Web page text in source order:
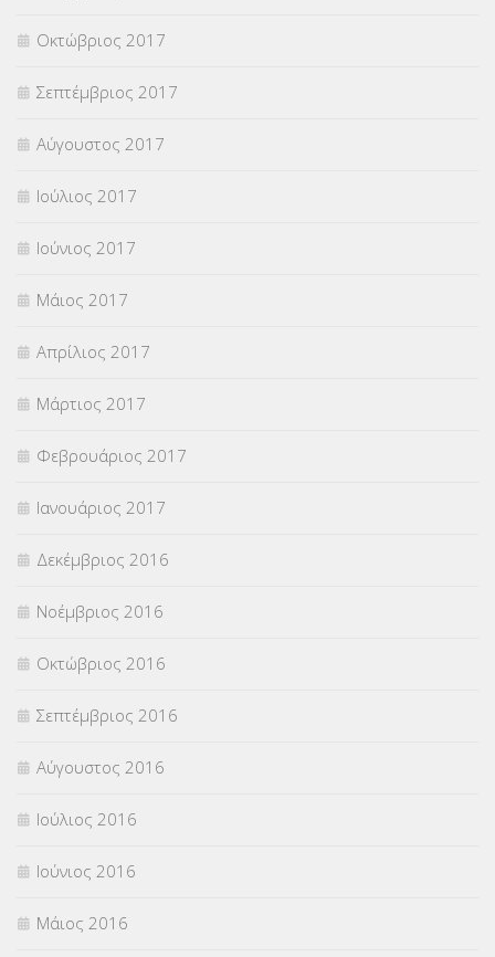
Οκτώβριος 2017
Σεπτέμβριος 2017
Αύγουστος 2017
Ιούλιος 2017
Ιούνιος 2017
Μάιος 2017
Απρίλιος 2017
Μάρτιος 2017
Φεβρουάριος 2017
Ιανουάριος 2017
Δεκέμβριος 2016
Νοέμβριος 2016
Οκτώβριος 2016
Σεπτέμβριος 2016
Αύγουστος 2016
Ιούλιος 2016
Ιούνιος 2016
Μάιος 2016